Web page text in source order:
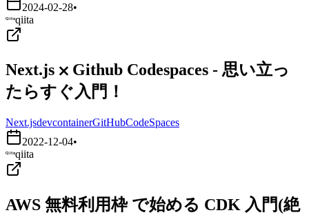
2024-02-28•
qiita
Next.js ⨉ Github Codespaces - 思い立っ
たらすぐ入門！
Next.jsdevcontainerGitHubCodeSpaces
2022-12-04•
qiita
AWS 無料利用枠 で始める CDK 入門(絶